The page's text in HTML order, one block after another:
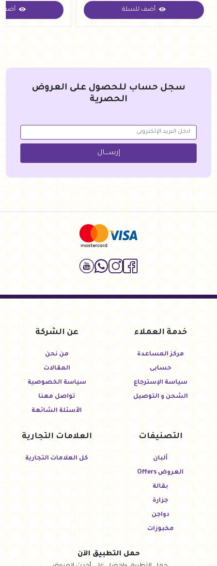
جنيه
أضف للسلة
جنيه
أضف
سجل حساب للحصول على العروض
الحصرية
إرســــال
خدمة العملاء
مركز المساعدة
حسابى
سياسة الإسترجاع
الشحن و التوصيل
عن الشركة
من نحن
المقالات
سياسة الخصوصية
تواصل معنا
الأسئلة الشائعة
التصنيفات
ألبان
العروض Offers
بقالة
جزارة
دواجن
مخبوزات
العلامات التجارية
كل العلامات التجارية
حمل التطبيق الآن